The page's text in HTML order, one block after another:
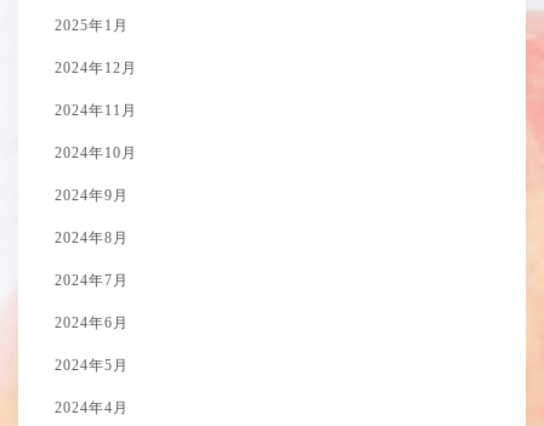
2025年1月
2024年12月
2024年11月
2024年10月
2024年9月
2024年8月
2024年7月
2024年6月
2024年5月
2024年4月